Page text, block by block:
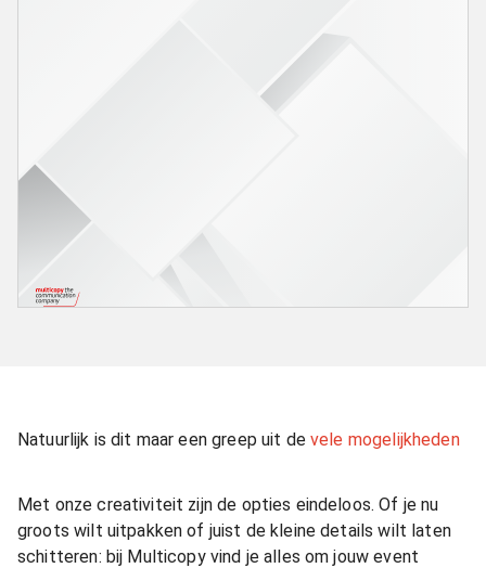
Natuurlijk is dit maar een greep uit devele mogelijkheden
Met onze creativiteit zijn de opties eindeloos. Of je nu
groots wilt uitpakken of juist de kleine details wilt laten
schitteren: bij Multicopy vind je alles om jouw event